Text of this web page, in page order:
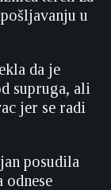
u
da je
supruga, ali
jer se radi
posudila
odnese